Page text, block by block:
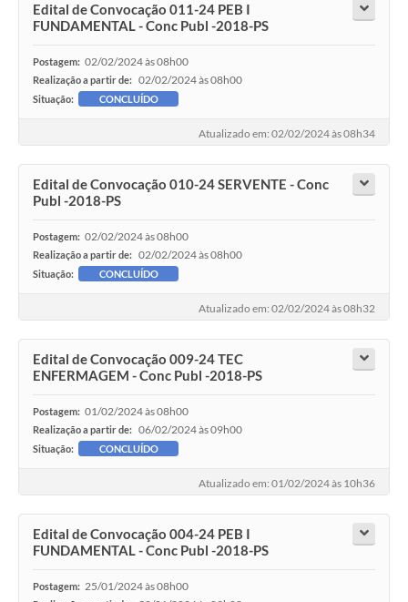
Edital de Convocação 011-24 PEB I
FUNDAMENTAL - Conc Publ -2018-PS
Postagem: 02/02/2024 às 08h00
Realização a partir de: 02/02/2024 às 08h00
Situação: CONCLUÍDO
Atualizado em: 02/02/2024 às 08h34
Edital de Convocação 010-24 SERVENTE - Conc
Publ -2018-PS
Postagem: 02/02/2024 às 08h00
Realização a partir de: 02/02/2024 às 08h00
Situação: CONCLUÍDO
Atualizado em: 02/02/2024 às 08h32
Edital de Convocação 009-24 TEC
ENFERMAGEM - Conc Publ -2018-PS
Postagem: 01/02/2024 às 08h00
Realização a partir de: 06/02/2024 às 09h00
Situação: CONCLUÍDO
Atualizado em: 01/02/2024 às 10h36
Edital de Convocação 004-24 PEB I
FUNDAMENTAL - Conc Publ -2018-PS
Postagem: 25/01/2024 às 08h00